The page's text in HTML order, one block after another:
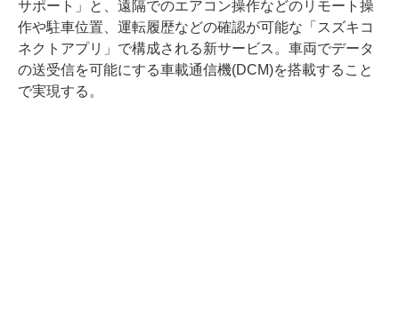
サポート」と、遠隔でのエアコン操作などのリモート操
作や駐車位置、運転履歴などの確認が可能な「スズキコ
ネクトアプリ」で構成される新サービス。車両でデータ
の送受信を可能にする車載通信機(DCM)を搭載すること
で実現する。